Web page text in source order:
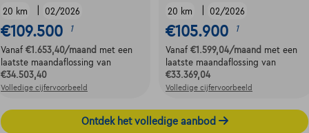
20 km 02/2026
€109.500 1
Vanaf €1.653,40/maand met een
laatste maandaflossing van
€34.503,40
Volledige cijfervoorbeeld
20 km 02/2026
€105.900 1
Vanaf €1.599,04/maand met een
laatste maandaflossing van
€33.369,04
Volledige cijfervoorbeeld
Ontdek het volledige aanbod